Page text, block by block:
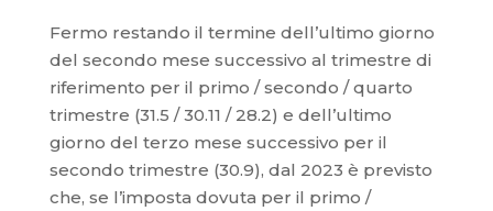
Fermo restando il termine dell’ultimo giorno
del secondo mese successivo al trimestre di
riferimento per il primo / secondo / quarto
trimestre (31.5 / 30.11 / 28.2) e dell’ultimo
giorno del terzo mese successivo per il
secondo trimestre (30.9), dal 2023 è previsto
che, se l’imposta dovuta per il primo /